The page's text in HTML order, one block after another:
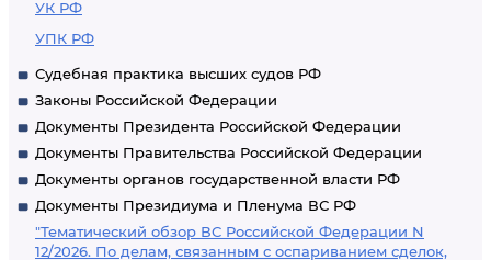
УК РФ
УПК РФ
Судебная практика высших судов РФ
Законы Российской Федерации
Документы Президента Российской Федерации
Документы Правительства Российской Федерации
Документы органов государственной власти РФ
Документы Президиума и Пленума ВС РФ
"Тематический обзор ВС Российской Федерации N
12/2026. По делам, связанным с оспариванием сделок,